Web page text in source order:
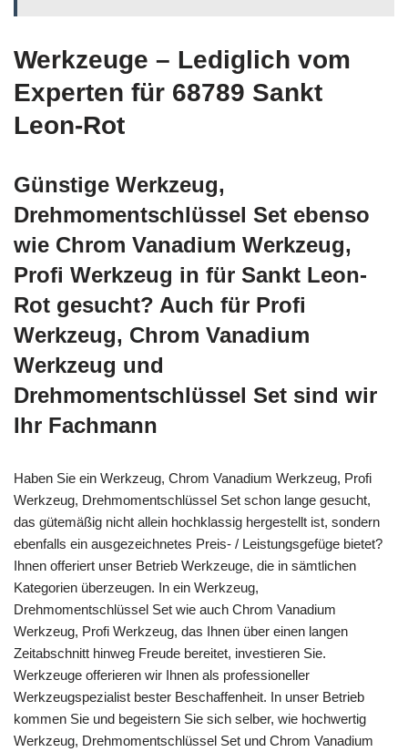
Werkzeuge – Lediglich vom
Experten für 68789 Sankt
Leon-Rot
Günstige Werkzeug,
Drehmomentschlüssel Set ebenso
wie Chrom Vanadium Werkzeug,
Profi Werkzeug in für Sankt Leon-
Rot gesucht? Auch für Profi
Werkzeug, Chrom Vanadium
Werkzeug und
Drehmomentschlüssel Set sind wir
Ihr Fachmann
Haben Sie ein Werkzeug, Chrom Vanadium Werkzeug, Profi
Werkzeug, Drehmomentschlüssel Set schon lange gesucht,
das gütemäßig nicht allein hochklassig hergestellt ist, sondern
ebenfalls ein ausgezeichnetes Preis- / Leistungsgefüge bietet?
Ihnen offeriert unser Betrieb Werkzeuge, die in sämtlichen
Kategorien überzeugen. In ein Werkzeug,
Drehmomentschlüssel Set wie auch Chrom Vanadium
Werkzeug, Profi Werkzeug, das Ihnen über einen langen
Zeitabschnitt hinweg Freude bereitet, investieren Sie.
Werkzeuge offerieren wir Ihnen als professioneller
Werkzeugspezialist bester Beschaffenheit. In unser Betrieb
kommen Sie und begeistern Sie sich selber, wie hochwertig
Werkzeug, Drehmomentschlüssel Set und Chrom Vanadium